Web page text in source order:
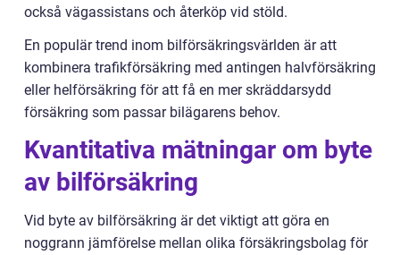
också vägassistans och återköp vid stöld.
En populär trend inom bilförsäkringsvärlden är att
kombinera trafikförsäkring med antingen halvförsäkring
eller helförsäkring för att få en mer skräddarsydd
försäkring som passar bilägarens behov.
Kvantitativa mätningar om byte
av bilförsäkring
Vid byte av bilförsäkring är det viktigt att göra en
noggrann jämförelse mellan olika försäkringsbolag för